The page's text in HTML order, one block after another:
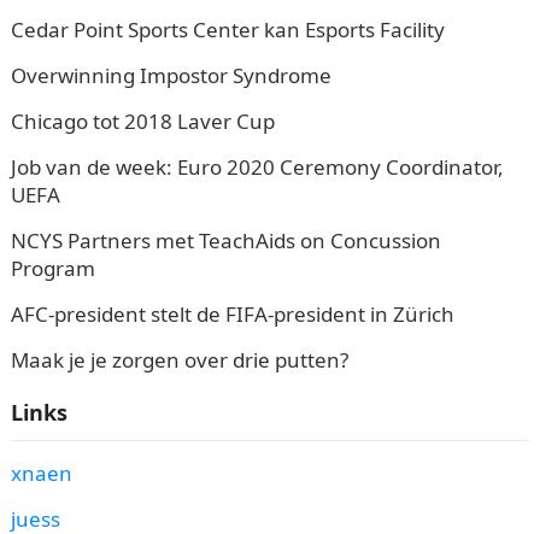
Cedar Point Sports Center kan Esports Facility
Overwinning Impostor Syndrome
Chicago tot 2018 Laver Cup
Job van de week: Euro 2020 Ceremony Coordinator,
UEFA
NCYS Partners met TeachAids on Concussion
Program
AFC-president stelt de FIFA-president in Zürich
Maak je je zorgen over drie putten?
Links
xnaen
juess